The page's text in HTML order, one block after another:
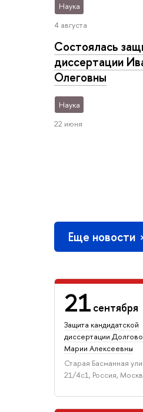
Наука
4 августа
Состоялась
диссертации
Олеговны
Наука
22 июня
Еще новости
21 сентября
Защита кандидатской
диссертации
Марии Алексеевны
Старая Басманная
21/4с1, Россия,